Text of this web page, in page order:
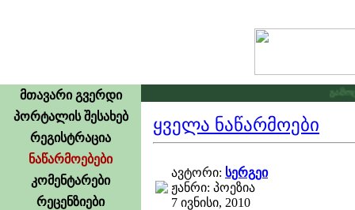
მთავარი გვერდი
პორტალის შესახებ
რეგისტრაცია
ნაწარმოებები
კომენტარები
რეცენზიები
ყველა ნაწარმოები
ავტორი: სერგეი
ჟანრი: პოეზია
7 ივნისი, 2010